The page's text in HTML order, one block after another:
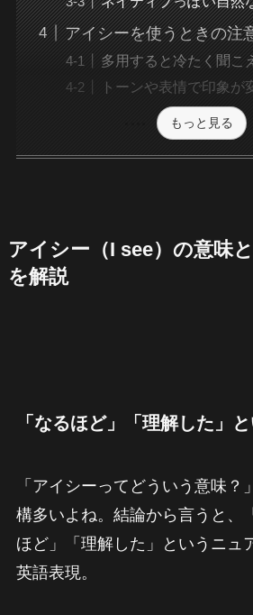
アイシーを使うときの注
多用すると冷たく聞こ
トーンや表情で印象が
もっと見る
アイシー（I see）の意味
を解説
「なるほど」「理解した」
「アイシーってどういう意味？
構多いよね。結論から言うと、
ほど」「理解した」というニュ
英語表現。